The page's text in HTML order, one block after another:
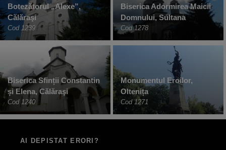
Botezătorul „Alexe”,
Călăraşi
Cod 1239
Biserica Adormirea Maicii
Domnului, Sultana
Cod 1278
Biserica Sfinții Constantin
și Elena, Călăraşi
Cod 1240
Monumentul Eroilor,
Oltenița
Cod 1271
AI DEPISTAT ERORI?